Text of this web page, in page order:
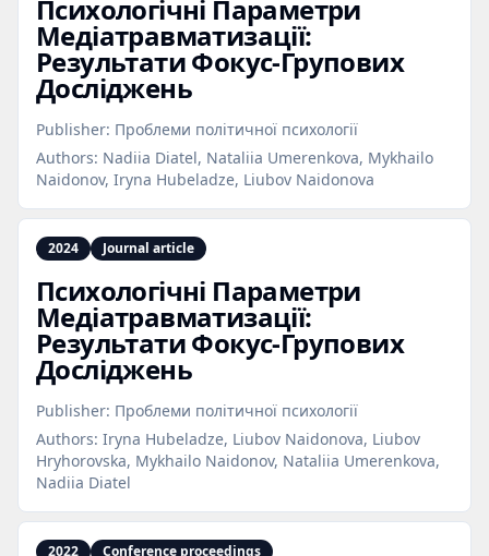
Психологічні Параметри
Медіатравматизації:
Результати Фокус‑Групових
Досліджень
Publisher: Проблеми політичної психології
Authors: Nadiia Diatel, Nataliia Umerenkova, Mykhailo
Naidonov, Iryna Hubeladze, Liubov Naidonova
2024 Journal article
Психологічні Параметри
Медіатравматизації:
Результати Фокус‑Групових
Досліджень
Publisher: Проблеми політичної психології
Authors: Iryna Hubeladze, Liubov Naidonova, Liubov
Hryhorovska, Mykhailo Naidonov, Nataliia Umerenkova,
Nadiia Diatel
2022 Conference proceedings